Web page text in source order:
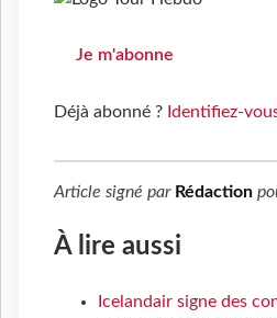
Je m'abonne
Déjà abonné ? Identifiez-
Article signé par Rédaction
À lire aussi
Icelandair signe des